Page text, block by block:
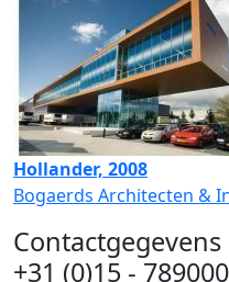
Hollander, 2008
Bogaerds Architecten &
Contactgegevens
+31 (0)15 -